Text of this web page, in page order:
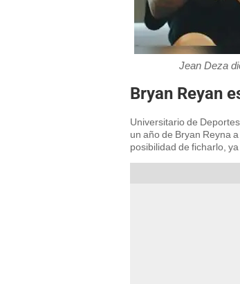
Jean Deza
Bryan Reyan
Universitario de
un año de Bryan Reyna
posibilidad de ficharlo,